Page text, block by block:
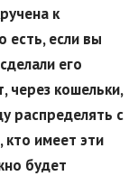
к
есть, если вы
его
через кошельки,
распределять с
имеет эти
будет